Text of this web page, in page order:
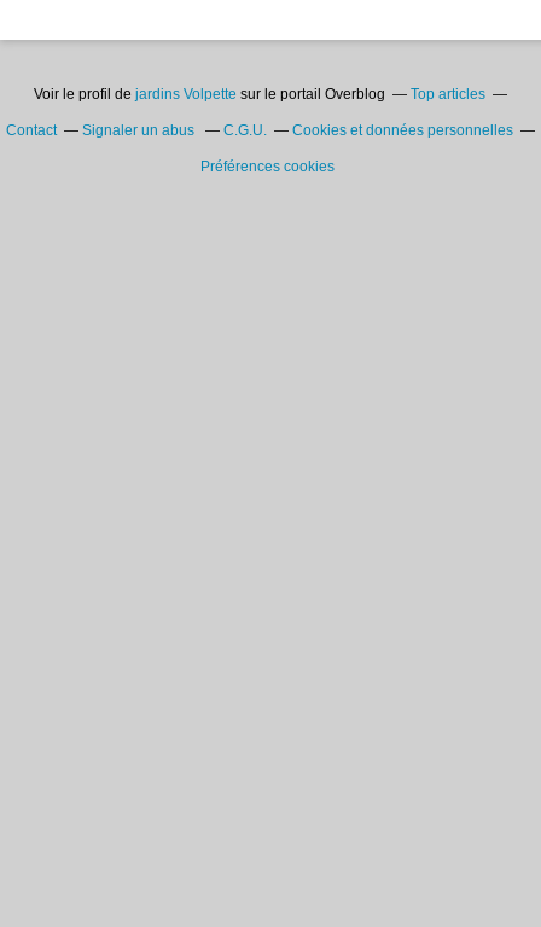
Voir le profil de jardins Volpette sur le portail Overblog Top articles
Contact Signaler un abus C.G.U. Cookies et données personnelles
Préférences cookies